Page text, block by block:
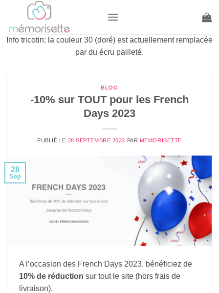
contenu
Info tricotin: la couleur 30 (doré) est actuellement remplacée
par du écru pailleté.
BLOG
-10% sur TOUT pour les French
Days 2023
PUBLIÉ LE 28 SEPTEMBRE 2023 PAR MEMORISETTE
28
Sep
A l’occasion des French Days 2023, bénéficiez de
10% de réduction sur tout le site (hors frais de
livraison).